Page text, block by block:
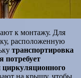
к монтажу. Для
расположенную
транспортировка
потребует
циркуляционного